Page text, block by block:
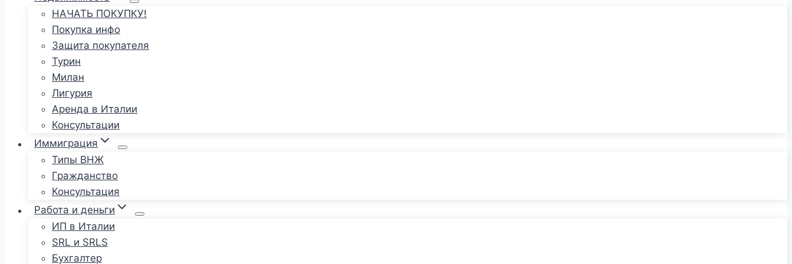
НАЧАТЬ ПОКУПКУ!
Покупка инфо
Защита покупателя
Турин
Милан
Лигурия
Аренда в Италии
Консультации
Иммиграция
Типы ВНЖ
Гражданство
Консультация
Работа и деньги
ИП в Италии
SRL и SRLS
Бухгалтер